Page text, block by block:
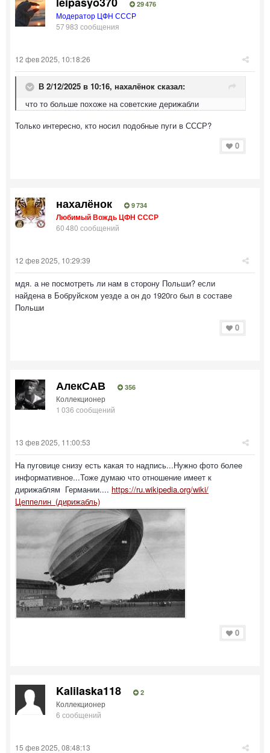
29 476
Модератор ЦФН СССР
57 983 сообщения
12 фев 2025, 10:18:26
В 2/12/2025 в 10:16, нахалёнок сказал:
что то больше похоже на советские дерижабли
Только интересно, кто носил подобные пуги в СССР?
0
нахалёнок 9 734
Любимый Вождь ЦФН СССР
60 480 сообщений
12 фев 2025, 10:29:39
мдя. а не посмотреть ли нам в сторону Польши? если
найдена в Бобруйском уезде а он до 1920го был в составе
Польши
0
АлекСАВ 356
Коллекционер
1 036 сообщений
13 фев 2025, 11:00:53
На пуговице снизу есть какая то надпись...Нужно фото более
информативное...Тоже думаю что отношение имеет к
дирижаблям Германии.... https://ru.wikipedia.org/wiki/
Цеппелин_(дирижабль)
0
Kalilaska118 2
Коллекционер
6 сообщений
15 фев 2025, 08:48:13